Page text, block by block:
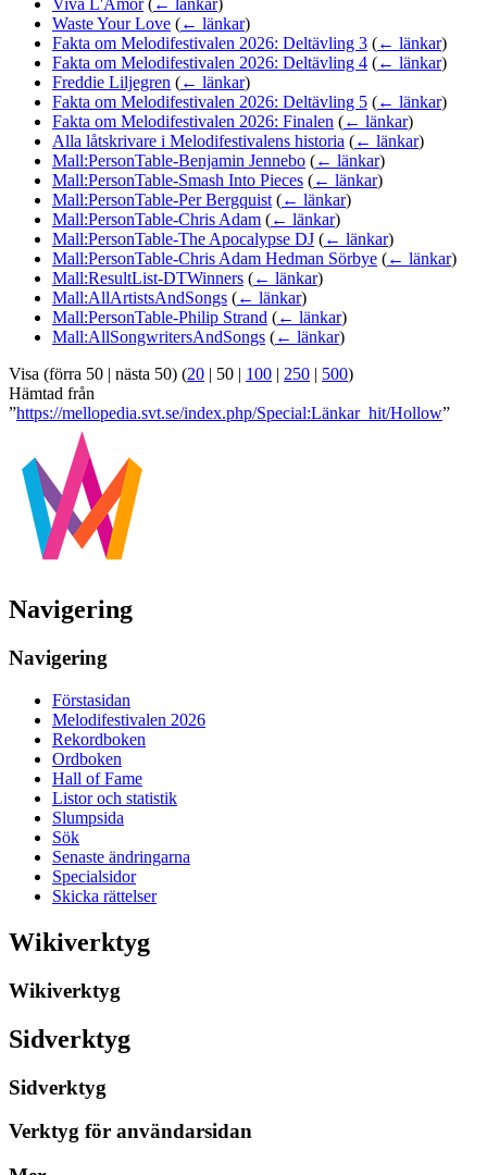
Waste Your Love (← länkar)
Fakta om Melodifestivalen 2026: Deltävling 3 (← länkar)
Fakta om Melodifestivalen 2026: Deltävling 4 (← länkar)
Freddie Liljegren (← länkar)
Fakta om Melodifestivalen 2026: Deltävling 5 (← länkar)
Fakta om Melodifestivalen 2026: Finalen (← länkar)
Alla låtskrivare i Melodifestivalens historia (← länkar)
Mall:PersonTable-Benjamin Jennebo (← länkar)
Mall:PersonTable-Smash Into Pieces (← länkar)
Mall:PersonTable-Per Bergquist (← länkar)
Mall:PersonTable-Chris Adam (← länkar)
Mall:PersonTable-The Apocalypse DJ (← länkar)
Mall:PersonTable-Chris Adam Hedman Sörbye (← länkar)
Mall:ResultList-DTWinners (← länkar)
Mall:AllArtistsAndSongs (← länkar)
Mall:PersonTable-Philip Strand (← länkar)
Mall:AllSongwritersAndSongs (← länkar)
Visa (förra 50 | nästa 50) (20 | 50 | 100 | 250 | 500)
Hämtad från
”https://mellopedia.svt.se/index.php/Special:Länkar_hit/Hollow”
Navigering
Navigering
Förstasidan
Melodifestivalen 2026
Rekordboken
Ordboken
Hall of Fame
Listor och statistik
Slumpsida
Sök
Senaste ändringarna
Specialsidor
Skicka rättelser
Wikiverktyg
Wikiverktyg
Sidverktyg
Sidverktyg
Verktyg för användarsidan